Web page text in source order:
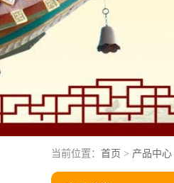
当前位置： 首页 > 产品中心